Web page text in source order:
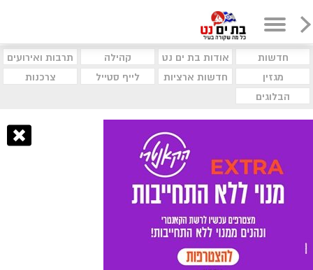
חדשות אודות בת ים נט קהילה
תרבות ואירועים
מגזין
חדשות ארציות לייף סטייל
צרכנות
הבלוגים